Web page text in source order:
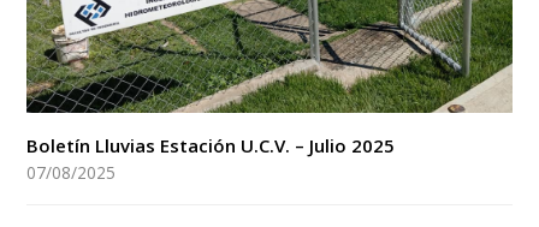
Boletín Lluvias Estación U.C.V. – Julio 2025
07/08/2025